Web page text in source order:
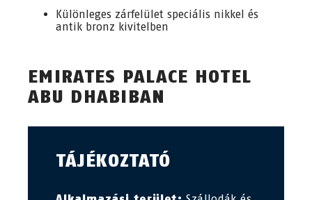
Különleges zárfelület speciális nikkel és
antik bronz kivitelben
EMIRATES PALACE HOTEL
ABU DHABIBAN
TÁJÉKOZTATÓ